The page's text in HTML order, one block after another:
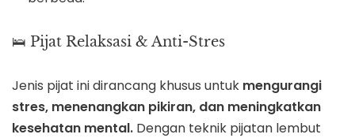
🛌 Pijat Relaksasi & Anti-Stres
Jenis pijat ini dirancang khusus untuk mengurangi
stres, menenangkan pikiran, dan meningkatkan
kesehatan mental. Dengan teknik pijatan lembut